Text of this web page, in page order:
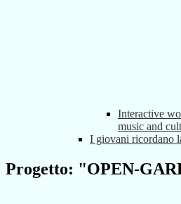
Interactive
music and
I giovani ricordano
Progetto: "OPEN-